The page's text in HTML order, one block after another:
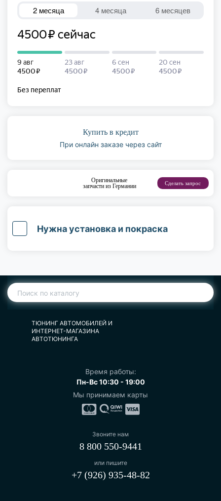
Купить в кредит
При онлайн заказе через сайт
Оригинальные
запчасти из Германии
Сделать запрос
Нужна установка и покраска
ТЮНИНГ АВТОМОБИЛЕЙ И
ИНТЕРНЕТ-МАГАЗИНА
АВТОТЮНИНГА
Время работы:
Пн-Вс 10:30 - 19:00
Мы принимаем карты
Звоните нам
8 800 550-9441
или пишите
+7 (926) 935-48-82